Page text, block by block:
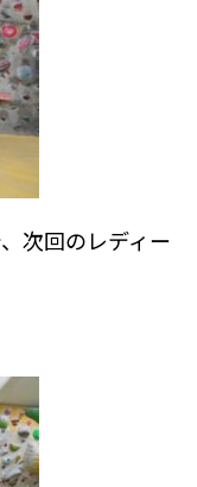
次回のレディー